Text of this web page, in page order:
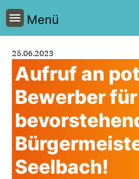
Menü
25.06.2023
Aufruf an
Bewerber
Seelbach!